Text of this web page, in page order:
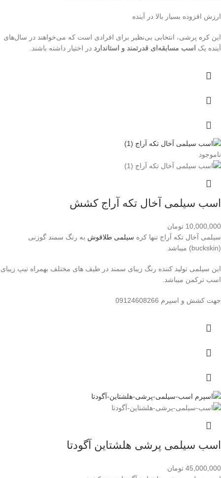
ارزش افزوده بسیار بالا در آینده
این کره پرشی، انتخابی بی‌نظیر برای افرادی است که می‌خواهند در سال‌های
آینده یک
اسب مسابقه‌ای قدرتمند و استاندارد در اختیار داشته باشند.
ناموجود
اسب سیلمی آخال تکه آراج کشش
10,000,000 تومان
سیلمی آخال تکه آراج تنها کره سیلمی طلاقوش به رنگ سمند گوزنی
(buckskin) میباشد.
این سیلمی تولید کننده رنگ زیبای سمند در طیف های مختلف بهمراه تیپ زیبای
اسب ترکمن میباشد.
جهت کشش و اسپرم 09124608266
اسب سیلمی پرشی هلشتاین آگودتا
45,000,000 تومان